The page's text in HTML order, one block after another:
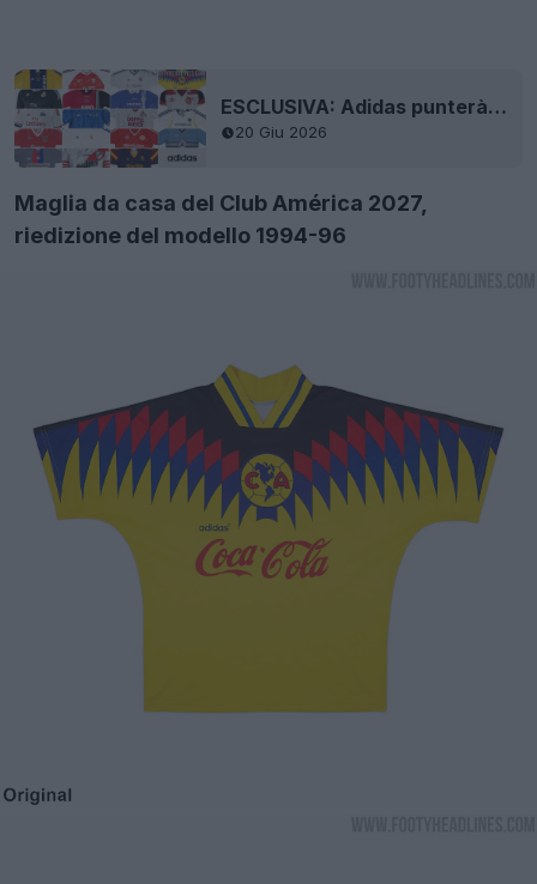
ESCLUSIVA: Adidas punterà di nuovo tutto sui remake nel 2027
20 Giu 2026
Maglia da casa del Club América 2027,
riedizione del modello 1994-96